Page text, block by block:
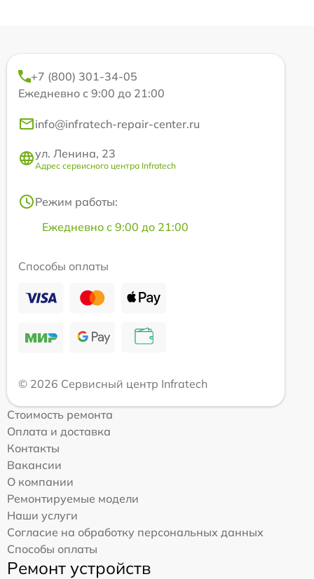
+7 (800) 301-34-05
Ежедневно с 9:00 до 21:00
info@infratech-repair-center.ru
ул. Ленина, 23
Адрес сервисного центра Infratech
Режим работы:
Ежедневно с 9:00 до 21:00
Способы оплаты
© 2026 Сервисный центр Infratech
Стоимость ремонта
Оплата и доставка
Контакты
Вакансии
О компании
Ремонтируемые модели
Наши услуги
Согласие на обработку персональных данных
Способы оплаты
Ремонт устройств